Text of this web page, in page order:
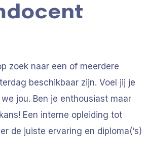
zoek naar een of meerdere
beschikbaar zijn. Voel jij je
jou. Ben je enthousiast maar
Een interne opleiding tot
de juiste ervaring en diploma(‘s)